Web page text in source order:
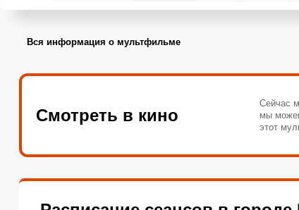
Вся информация о мультфильме
Смотреть в кино
Сейчас
мы
этот